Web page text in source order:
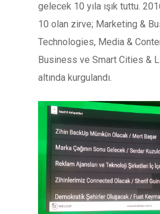
gelecek 10 yıla ışık tuttu.
10 olan zirve; Marketing &
Technologies, Media &
Business ve Smart Cities &
altında kurgulandı.